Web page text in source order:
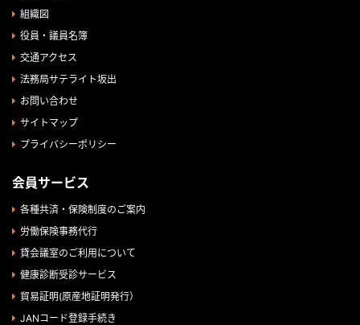
組織図
役員・議員名簿
交通アクセス
法務局サテライト坂出
お問い合わせ
サイトマップ
プライバシーポリシー
会員サービス
各種共済・保険制度のご案内
労働保険事務代行
貸会議室のご利用について
健康診断受診サービス
貿易証明(原産地証明発行）
JANコード登録手続き